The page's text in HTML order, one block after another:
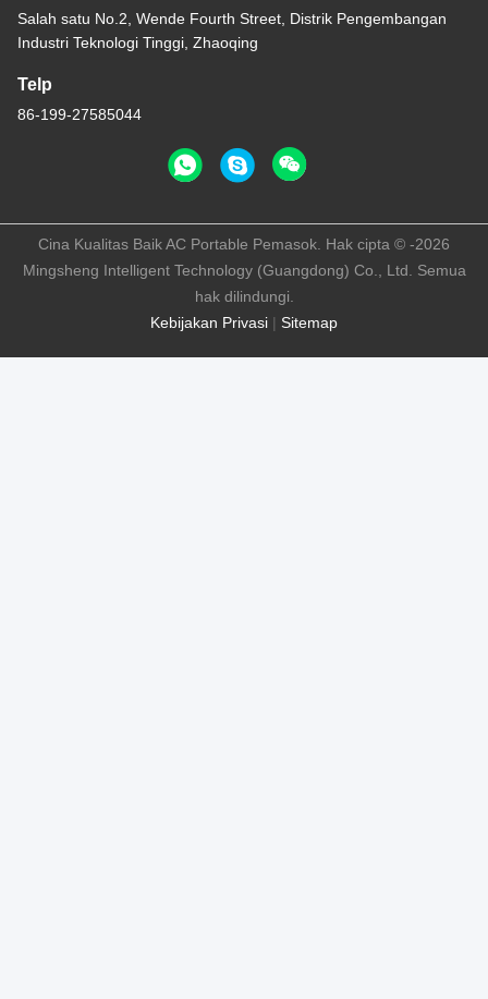
Salah satu No.2, Wende Fourth Street, Distrik Pengembangan
Industri Teknologi Tinggi, Zhaoqing
Telp
86-199-27585044
Kebijakan Privasi | Sitemap
Cina Kualitas Baik AC Portable Pemasok. Hak cipta © -2026
Mingsheng Intelligent Technology (Guangdong) Co., Ltd. Semua
hak dilindungi.